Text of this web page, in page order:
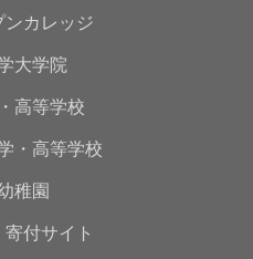
ンカレッジ
大学院
高等学校
・高等学校
稚園
付サイト